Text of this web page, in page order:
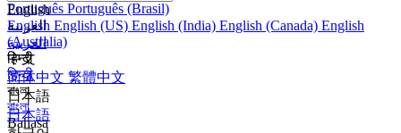
Português Português (Brasil)
العربية
العربية
हिन्दी
हिन्दी
বাংলা
বাংলা
Bahasa
English
English English (US) English (India) English (Canada) English
(Australia)
中文
简体中文 繁體中文
日本語
日本語